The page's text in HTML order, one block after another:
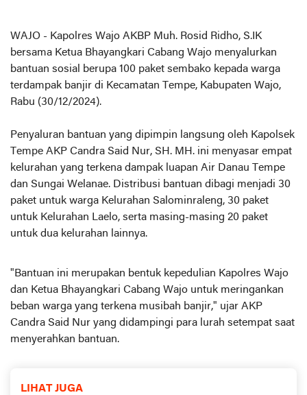
WAJO - Kapolres Wajo AKBP Muh. Rosid Ridho, S.IK
bersama Ketua Bhayangkari Cabang Wajo menyalurkan
bantuan sosial berupa 100 paket sembako kepada warga
terdampak banjir di Kecamatan Tempe, Kabupaten Wajo,
Rabu (30/12/2024).
Penyaluran bantuan yang dipimpin langsung oleh Kapolsek
Tempe AKP Candra Said Nur, SH. MH. ini menyasar empat
kelurahan yang terkena dampak luapan Air Danau Tempe
dan Sungai Welanae. Distribusi bantuan dibagi menjadi 30
paket untuk warga Kelurahan Salominraleng, 30 paket
untuk Kelurahan Laelo, serta masing-masing 20 paket
untuk dua kelurahan lainnya.
"Bantuan ini merupakan bentuk kepedulian Kapolres Wajo
dan Ketua Bhayangkari Cabang Wajo untuk meringankan
beban warga yang terkena musibah banjir," ujar AKP
Candra Said Nur yang didampingi para lurah setempat saat
menyerahkan bantuan.
LIHAT JUGA